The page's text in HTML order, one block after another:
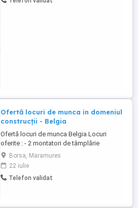
MIG-MAG Sudor WIG-TIG Instalator
Ofertă locuri de munca in domeniul
construcții - Belgia
Ofertă locuri de munca Belgia Locuri
oferite : - 2 montatori de tâmplărie
termopan - Electrician - Sanitarist-
ancalzire centrala. Pentru mai multe
informații sunt disponibil la numărul
următor :
Borsa, Maramures
22 iulie
Telefon validat